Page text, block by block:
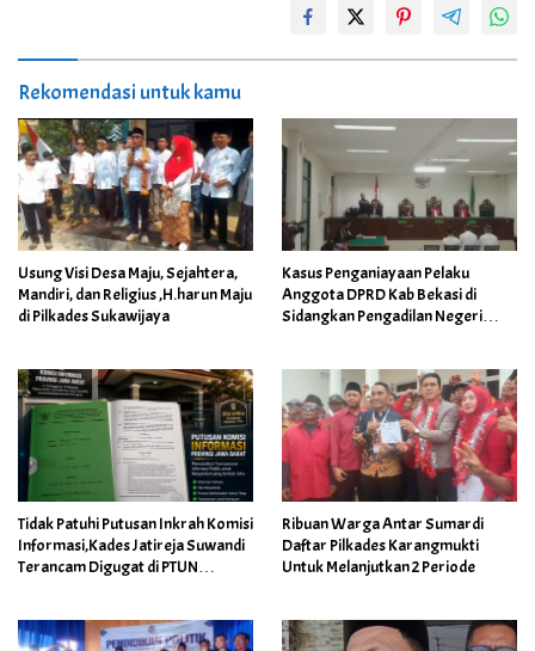
Rekomendasi untuk kamu
Usung Visi Desa Maju, Sejahtera,
Mandiri, dan Religius ,H.harun Maju
di Pilkades Sukawijaya
Kasus Penganiayaan Pelaku
Anggota DPRD Kab Bekasi di
Sidangkan Pengadilan Negeri
Tidak Patuhi Putusan Inkrah Komisi
Informasi,Kades Jatireja Suwandi
Terancam Digugat di PTUN
Ribuan Warga Antar Sumardi
Daftar Pilkades Karangmukti
Untuk Melanjutkan 2 Periode